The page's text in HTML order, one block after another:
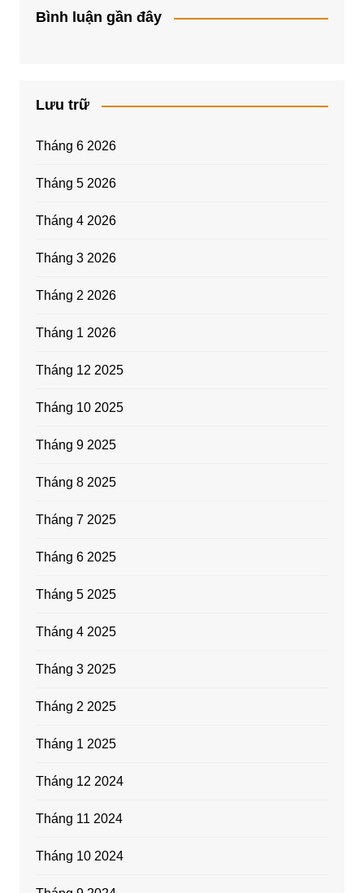
Bình luận gần đây
Lưu trữ
Tháng 6 2026
Tháng 5 2026
Tháng 4 2026
Tháng 3 2026
Tháng 2 2026
Tháng 1 2026
Tháng 12 2025
Tháng 10 2025
Tháng 9 2025
Tháng 8 2025
Tháng 7 2025
Tháng 6 2025
Tháng 5 2025
Tháng 4 2025
Tháng 3 2025
Tháng 2 2025
Tháng 1 2025
Tháng 12 2024
Tháng 11 2024
Tháng 10 2024